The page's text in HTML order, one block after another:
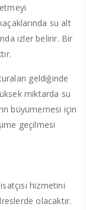
su alt
izler belirir. Bir
geldiğinde
miktarda su
büyümemesi için
geçilmesi
hizmetini
olacaktır.